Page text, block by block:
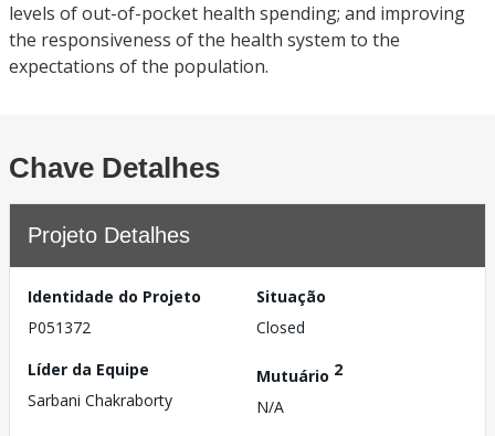
levels of out-of-pocket health spending; and improving
the responsiveness of the health system to the
expectations of the population.
Chave Detalhes
Projeto Detalhes
Identidade do Projeto
P051372
Situação
Closed
Líder da Equipe
Sarbani Chakraborty
Mutuário 2
N/A